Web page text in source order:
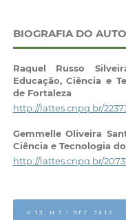
BIOGRAFIA DO
Raquel Russo
Educação, Ciência e
de Fortaleza
http://lattes.cnpq.br/
Gemmelle Oliveira
Ciência e Tecnologia
http://lattes.cnpq.br/